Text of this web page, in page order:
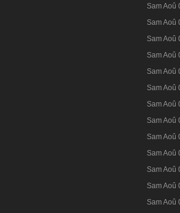
Sam Aoû
Sam Aoû
Sam Aoû
Sam Aoû
Sam Aoû
Sam Aoû
Sam Aoû
Sam Aoû
Sam Aoû
Sam Aoû
Sam Aoû
Sam Aoû
Sam Aoû